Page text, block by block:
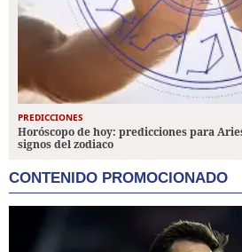
PREDICCIONES
Horóscopo de hoy: predicciones para
signos del zodiaco
CONTENIDO PROMOCIONADO